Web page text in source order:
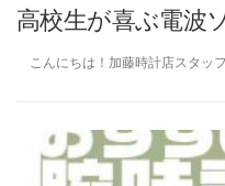
高校生が喜ぶ電波
こんにちは！加藤時計店スタッ